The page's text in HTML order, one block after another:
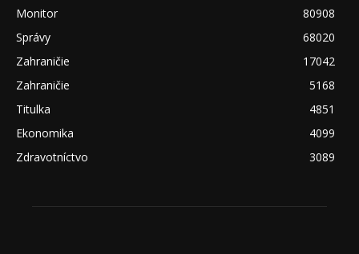
Monitor
80908
Správy
68020
Zahraničie
17042
Zahraničie
5168
Titulka
4851
Ekonomika
4099
Zdravotníctvo
3089